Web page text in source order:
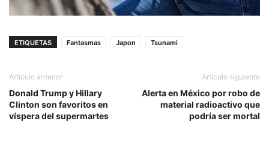
ETIQUETAS Fantasmas Japon Tsunami
Artículo anterior
Donald Trump y Hillary
Clinton son favoritos en
víspera del supermartes
Artículo siguiente
Alerta en México por robo de
material radioactivo que
podría ser mortal